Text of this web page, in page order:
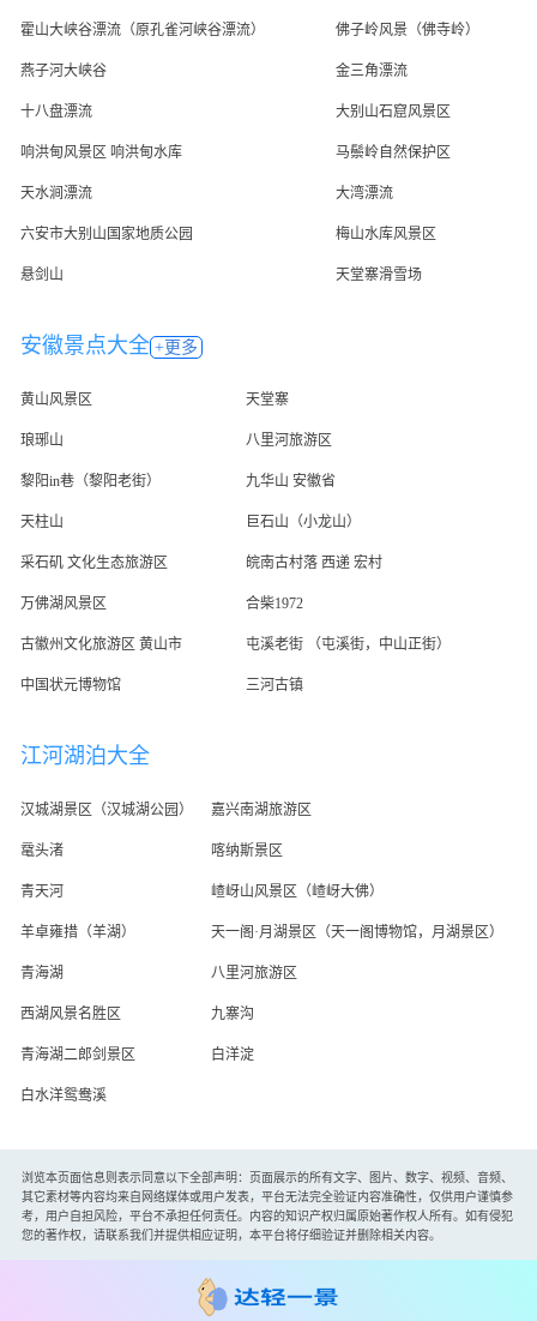
霍山大峡谷漂流（原孔雀河峡谷漂流） 佛子岭风景（佛寺岭）
燕子河大峡谷 金三角漂流
十八盘漂流 大别山石窟风景区
响洪甸风景区 响洪甸水库 马鬃岭自然保护区
天水涧漂流 大湾漂流
六安市大别山国家地质公园 梅山水库风景区
悬剑山 天堂寨滑雪场
安徽景点大全 +更多
黄山风景区 天堂寨
琅琊山 八里河旅游区
黎阳in巷（黎阳老街） 九华山 安徽省
天柱山 巨石山（小龙山）
采石矶 文化生态旅游区 皖南古村落 西递 宏村
万佛湖风景区 合柴1972
古徽州文化旅游区 黄山市 屯溪老街 （屯溪街，中山正街）
中国状元博物馆 三河古镇
江河湖泊大全
汉城湖景区（汉城湖公园） 嘉兴南湖旅游区
鼋头渚 喀纳斯景区
青天河 嵖岈山风景区（嵖岈大佛）
羊卓雍措（羊湖） 天一阁·月湖景区（天一阁博物馆，月湖景区）
青海湖 八里河旅游区
西湖风景名胜区 九寨沟
青海湖二郎剑景区 白洋淀
白水洋鸳鸯溪
浏览本页面信息则表示同意以下全部声明：页面展示的所有文字、图片、数字、视频、音频、
其它素材等内容均来自网络媒体或用户发表，平台无法完全验证内容准确性，仅供用户谨慎参
考，用户自担风险，平台不承担任何责任。内容的知识产权归属原始著作权人所有。如有侵犯
您的著作权，请联系我们并提供相应证明，本平台将仔细验证并删除相关内容。